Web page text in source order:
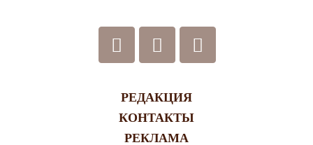
РЕДАКЦИЯ
КОНТАКТЫ
РЕКЛАМА